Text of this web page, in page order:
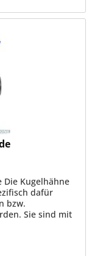
Die Kugelhähne
dafür
bzw.
Sie sind mit